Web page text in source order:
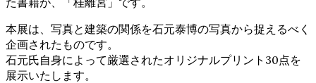
本展は、写真と建築の関係を石元泰博の写真から捉えるべく
企画されたものです。
石元氏自身によって厳選されたオリジナルプリント30点を
展示いたします。